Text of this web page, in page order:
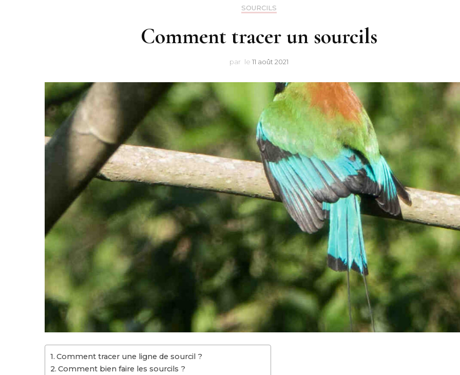
SOURCILS
Comment tracer un sourcils
par le 11 août 2021
Comment tracer une ligne de sourcil ?
Comment bien faire les sourcils ?